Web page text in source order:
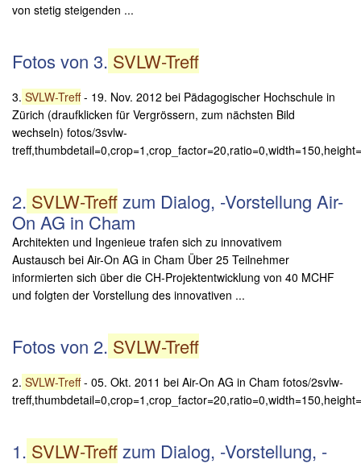
von stetig steigenden ...
Fotos von 3. SVLW-Treff
3. SVLW-Treff- 19. Nov. 2012 bei Pädagogischer Hochschule in
Zürich (draufklicken für Vergrössern, zum nächsten Bild
wechseln) fotos/3svlw-
2. SVLW-Treffzum Dialog, -Vorstellung Air-
On AG in Cham
Architekten und Ingenieue trafen sich zu innovativem
Austausch bei Air-On AG in Cham Über 25 Teilnehmer
informierten sich über die CH-Projektentwicklung von 40 MCHF
und folgten der Vorstellung des innovativen ...
Fotos von 2. SVLW-Treff
2. SVLW-Treff- 05. Okt. 2011 bei Air-On AG in Cham fotos/2svlw-
1. SVLW-Treffzum Dialog, -Vorstellung, -